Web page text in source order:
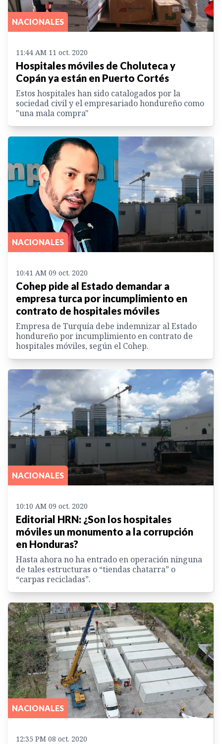
NACIONALES
11:44 AM 11 oct. 2020
Hospitales móviles de Choluteca y
Copán ya están en Puerto Cortés
Estos hospitales han sido catalogados por la
sociedad civil y el empresariado hondureño como
"una mala compra"
NACIONALES
10:41 AM 09 oct. 2020
Cohep pide al Estado demandar a
empresa turca por incumplimiento en
contrato de hospitales móviles
Empresa de Turquía debe indemnizar al Estado
hondureño por incumplimiento en contrato de
hospitales móviles, según el Cohep.
NACIONALES
10:10 AM 09 oct. 2020
Editorial HRN: ¿Son los hospitales
móviles un monumento a la corrupción
en Honduras?
Hasta ahora no ha entrado en operación ninguna
de tales estructuras o “tiendas chatarra” o
“carpas recicladas”.
NACIONALES
12:35 PM 08 oct. 2020